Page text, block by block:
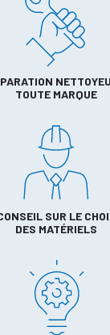
TOUTE MARQUE
SUR LE
DES MATÉRIELS